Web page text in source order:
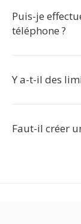
Puis-je
téléphone ?
Y a-t-il des
Faut-il créer